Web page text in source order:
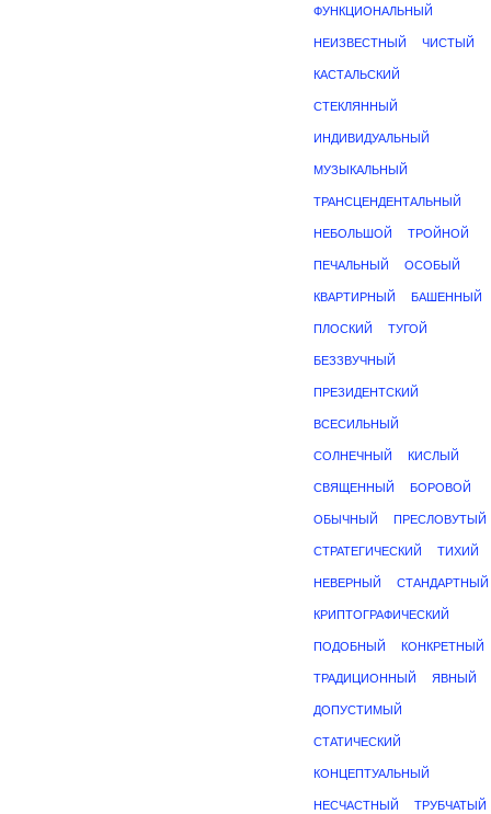
ФУНКЦИОНАЛЬНЫЙ
НЕИЗВЕСТНЫЙ ЧИСТЫЙ
КАСТАЛЬСКИЙ
СТЕКЛЯННЫЙ
ИНДИВИДУАЛЬНЫЙ
МУЗЫКАЛЬНЫЙ
ТРАНСЦЕНДЕНТАЛЬНЫЙ
НЕБОЛЬШОЙ ТРОЙНОЙ
ПЕЧАЛЬНЫЙ ОСОБЫЙ
КВАРТИРНЫЙ БАШЕННЫЙ
ПЛОСКИЙ ТУГОЙ
БЕЗЗВУЧНЫЙ
ПРЕЗИДЕНТСКИЙ
ВСЕСИЛЬНЫЙ
СОЛНЕЧНЫЙ КИСЛЫЙ
СВЯЩЕННЫЙ БОРОВОЙ
ОБЫЧНЫЙ ПРЕСЛОВУТЫЙ
СТРАТЕГИЧЕСКИЙ ТИХИЙ
НЕВЕРНЫЙ СТАНДАРТНЫЙ
КРИПТОГРАФИЧЕСКИЙ
ПОДОБНЫЙ КОНКРЕТНЫЙ
ТРАДИЦИОННЫЙ ЯВНЫЙ
ДОПУСТИМЫЙ
СТАТИЧЕСКИЙ
КОНЦЕПТУАЛЬНЫЙ
НЕСЧАСТНЫЙ ТРУБЧАТЫЙ